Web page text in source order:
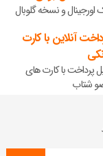
اورجینال و نسخه گلوبال
آنلاین با کارت
پرداخت با کارت های
شتاب